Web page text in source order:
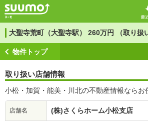
大聖寺荒町（大聖寺駅） 260万円 （取り扱
物件トップ
取り扱い店舗情報
小松・加賀・能美・川北の不動産情報ならお
店舗名 (株)さくらホーム小松支店